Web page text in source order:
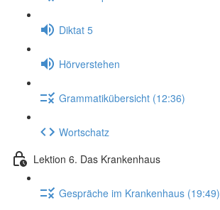
Diktat 5
Hörverstehen
Grammatikübersicht (12:36)
Wortschatz
Lektion 6. Das Krankenhaus
Gespräche im Krankenhaus (19:49)